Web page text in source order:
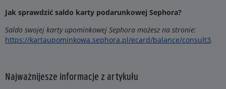
Jak sprawdzić saldo karty podarunkowej Sephora?
Saldo swojej karty upominkowej Sephora możesz na stronie:
https://kartaupominkowa.sephora.pl/ecard/balance/consult3.
Najważnijesze informacje z artykułu